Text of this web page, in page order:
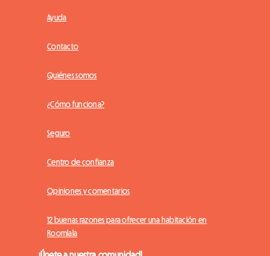
Ayuda
Contacto
Quiénes somos
¿Cómo funciona?
Seguro
Centro de confianza
Opiniones y comentarios
12 buenas razones para ofrecer una habitación en
Roomlala